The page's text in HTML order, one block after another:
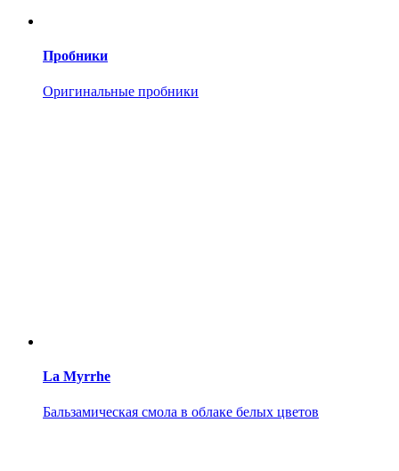
Пробники
Оригинальные пробники
La Myrrhe
Бальзамическая смола в облаке белых цветов